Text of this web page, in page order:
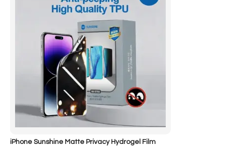
iPhone Sunshine Matte Privacy Hydrogel Film